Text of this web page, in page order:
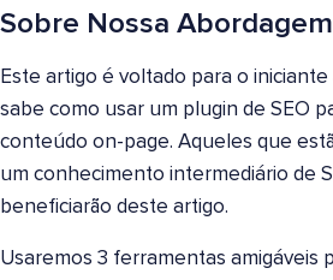
Sobre Nossa Abordagem
Este artigo é voltado para o
sabe como usar um plugin de SEO
conteúdo on-page. Aqueles que
um conhecimento intermediário de
beneficiarão deste artigo.
Usaremos 3 ferramentas amigáveis